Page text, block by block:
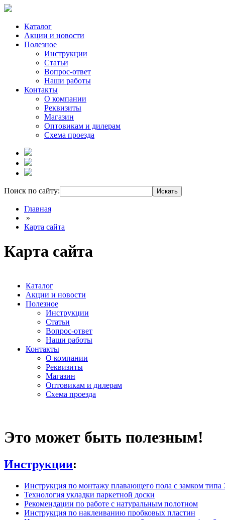
Каталог
Акции и новости
Полезное
Инструкции
Статьи
Вопрос-ответ
Наши работы
Контакты
О компании
Реквизиты
Магазин
Оптовикам и дилерам
Схема проезда
Поиск по сайту:
Главная
»
Карта сайта
Карта сайта
Каталог
Акции и новости
Полезное
Инструкции
Статьи
Вопрос-ответ
Наши работы
Контакты
О компании
Реквизиты
Магазин
Оптовикам и дилерам
Схема проезда
Это может быть полезным!
Инструкции:
Инструкция по монтажу плавающего пола с замком
Технология укладки паркетной доски
Рекомендации по работе с натуральным полотном
Инструкция по наклеиванию пробковых пластин